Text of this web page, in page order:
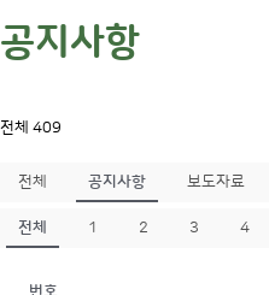
공지사항
전체 409
전체 공지사항 보도자료
전체 1 2 3 4
번호